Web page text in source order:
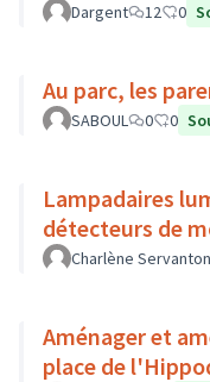
Dargent 12 0
Au parc, les
SABOUL 0 0
Lampadaires
détecteurs de
Charlène Servanton
Aménager et
place de